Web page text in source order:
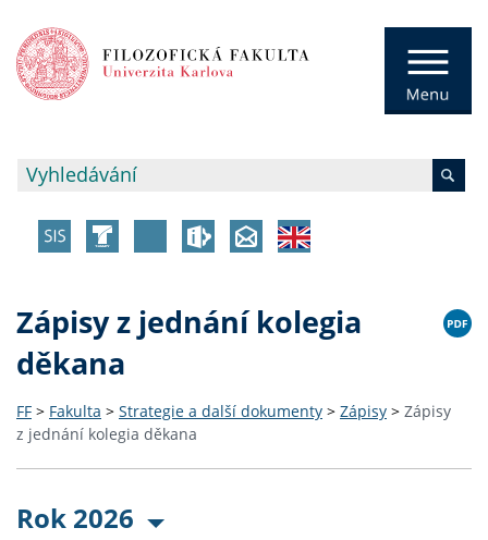
Zápisy z jednání kolegia
děkana
FF > Fakulta > Strategie a další dokumenty > Zápisy > Zápisy
z jednání kolegia děkana
Rok 2026